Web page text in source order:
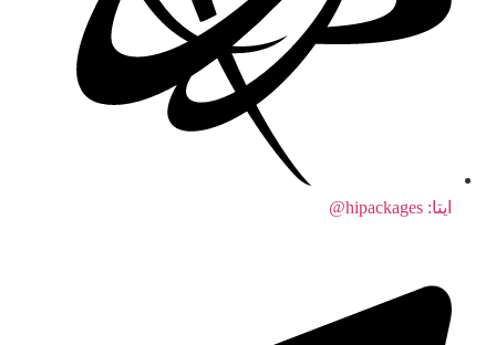
ایتا: hipackages@